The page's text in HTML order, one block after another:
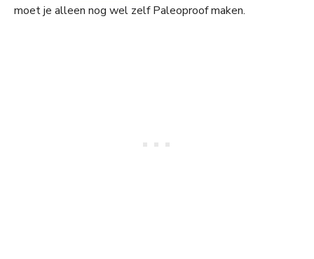
moet je alleen nog wel zelf Paleoproof maken.